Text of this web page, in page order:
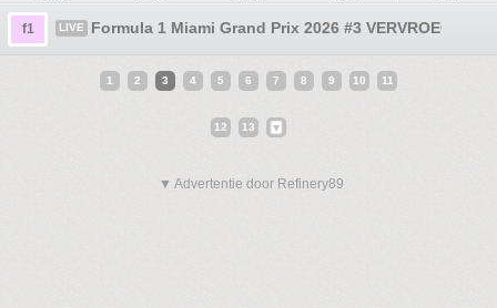
f1 LIVE Formula 1 Miami Grand Prix 2026 #3 VERVROEGD!!!!!
1 2 3 4 5 6 7 8 9 10 11
12 13
▼ Advertentie door Refinery89